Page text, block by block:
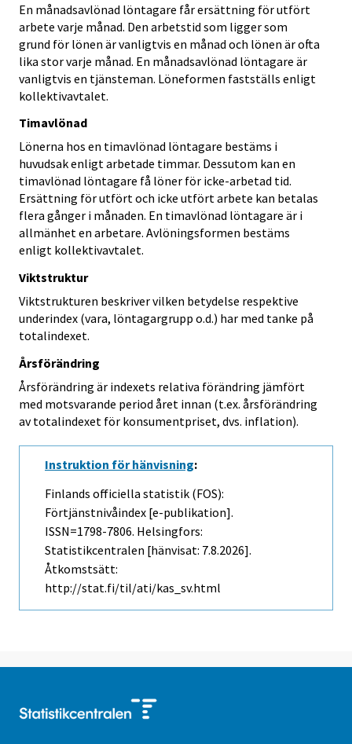
En månadsavlönad löntagare får ersättning för utfört
arbete varje månad. Den arbetstid som ligger som
grund för lönen är vanligtvis en månad och lönen är ofta
lika stor varje månad. En månadsavlönad löntagare är
vanligtvis en tjänsteman. Löneformen fastställs enligt
kollektivavtalet.
Timavlönad
Lönerna hos en timavlönad löntagare bestäms i
huvudsak enligt arbetade timmar. Dessutom kan en
timavlönad löntagare få löner för icke-arbetad tid.
Ersättning för utfört och icke utfört arbete kan betalas
flera gånger i månaden. En timavlönad löntagare är i
allmänhet en arbetare. Avlöningsformen bestäms
enligt kollektivavtalet.
Viktstruktur
Viktstrukturen beskriver vilken betydelse respektive
underindex (vara, löntagargrupp o.d.) har med tanke på
totalindexet.
Årsförändring
Årsförändring är indexets relativa förändring jämfört
med motsvarande period året innan (t.ex. årsförändring
av totalindexet för konsumentpriset, dvs. inflation).
Instruktion för hänvisning:
Finlands officiella statistik (FOS):
Förtjänstnivåindex [e-publikation].
ISSN=1798-7806. Helsingfors:
Statistikcentralen [hänvisat: 7.8.2026].
Åtkomstsätt:
http://stat.fi/til/ati/kas_sv.html